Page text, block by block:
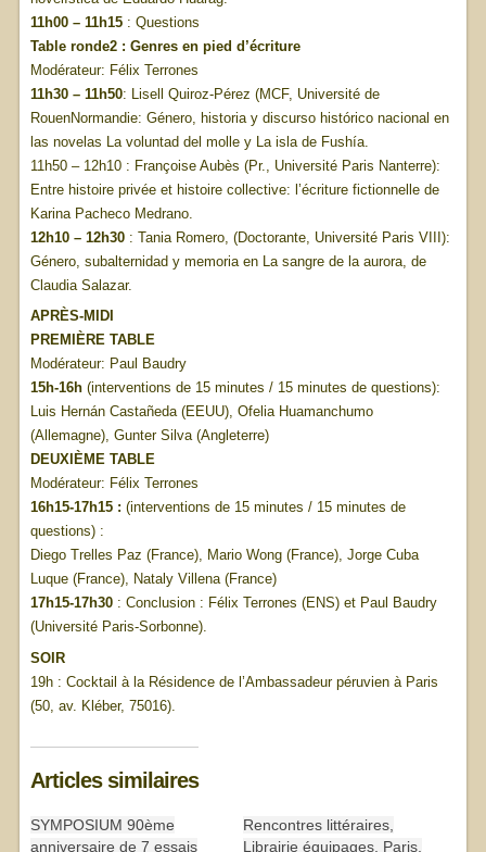
11h00 – 11h15: Questions
Table ronde2 : Genres en pied d’écriture
Modérateur: Félix Terrones
11h30 – 11h50: Lisell Quiroz-Pérez (MCF, Université de
RouenNormandie: Género, historia y discurso histórico nacional en
las novelas La voluntad del molle y La isla de Fushía.
11h50 – 12h10 : Françoise Aubès (Pr., Université Paris Nanterre):
Entre histoire privée et histoire collective: l’écriture fictionnelle de
Karina Pacheco Medrano.
12h10 – 12h30: Tania Romero, (Doctorante, Université Paris VIII):
Género, subalternidad y memoria en La sangre de la aurora, de
Claudia Salazar.
APRÈS-MIDI
PREMIÈRE TABLE
Modérateur: Paul Baudry
15h-16h(interventions de 15 minutes / 15 minutes de questions):
Luis Hernán Castañeda (EEUU), Ofelia Huamanchumo
(Allemagne), Gunter Silva (Angleterre)
DEUXIÈME TABLE
Modérateur: Félix Terrones
16h15-17h15 : (interventions de 15 minutes / 15 minutes de
questions) :
Diego Trelles Paz (France), Mario Wong (France), Jorge Cuba
Luque (France), Nataly Villena (France)
17h15-17h30: Conclusion : Félix Terrones (ENS) et Paul Baudry
(Université Paris-Sorbonne).
SOIR
19h : Cocktail à la Résidence de l’Ambassadeur péruvien à Paris
(50, av. Kléber, 75016).
Articles similaires
SYMPOSIUM 90ème
anniversaire de 7 essais
Rencontres littéraires,
Librairie équipages, Paris,